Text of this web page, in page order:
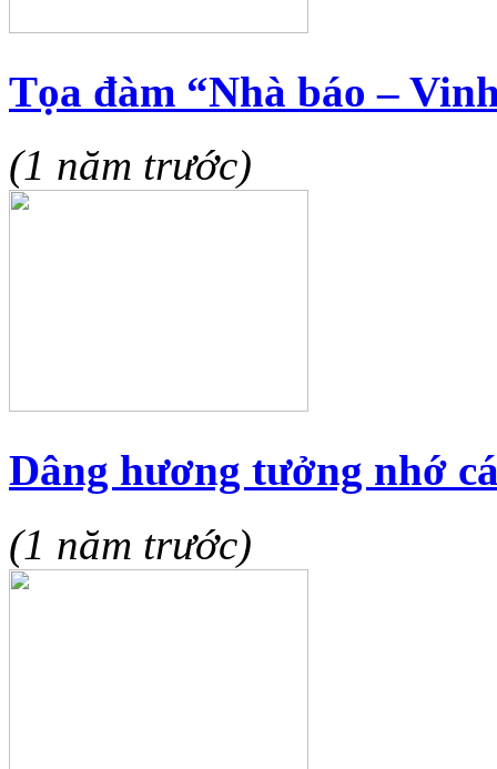
Tọa đàm “Nhà báo –
(1 năm trước)
Dâng hương tưởng nhớ
(1 năm trước)